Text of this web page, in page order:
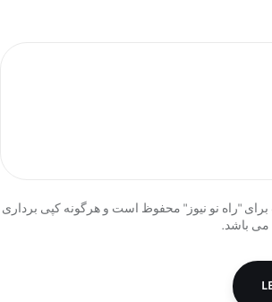
"راه نو نیوز" محفوظ است و هرگونه کپی برداری
می باشد.